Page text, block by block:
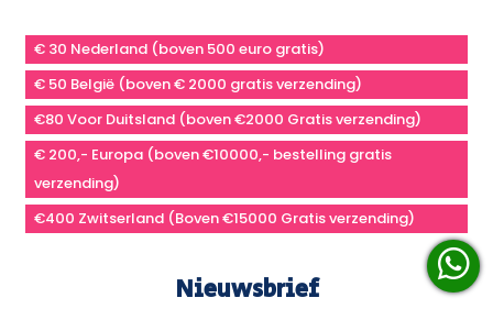
€ 30 Nederland (boven 500 euro gratis)
€ 50 België (boven € 2000 gratis verzending)
€80 Voor Duitsland (boven €2000 Gratis verzending)
€ 200,- Europa (boven €10000,- bestelling gratis
verzending)
€400 Zwitserland (Boven €15000 Gratis verzending)
Nieuwsbrief